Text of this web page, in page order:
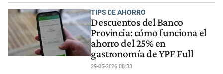
TIPS DE AHORRO
Descuentos del Banco
Provincia: cómo funciona el
ahorro del 25% en
gastronomía de YPF Full
29-05-2026 08:33